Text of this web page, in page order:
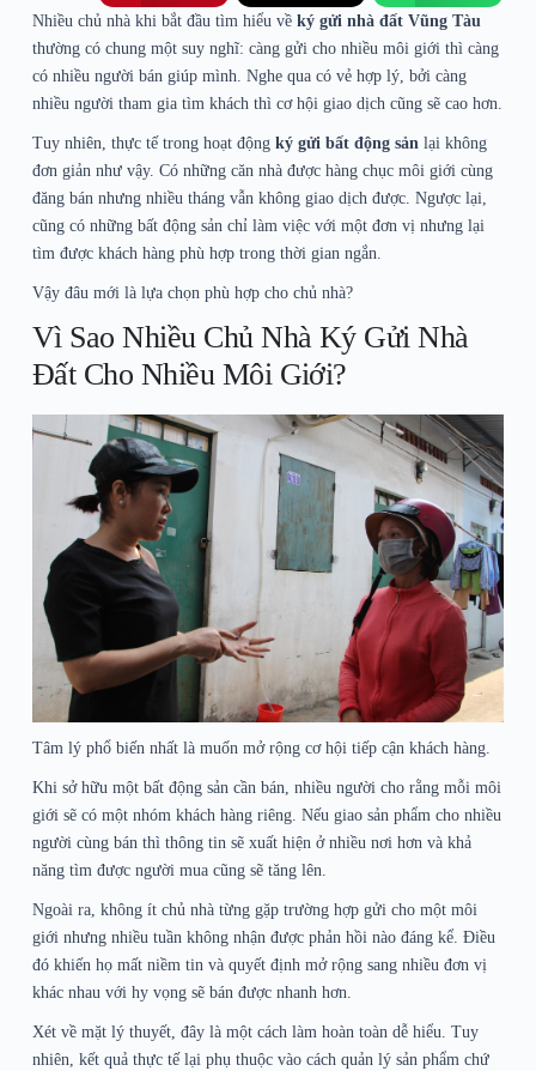
Nhiều chủ nhà khi bắt đầu tìm hiểu về ký gửi nhà đất Vũng Tàu
thường có chung một suy nghĩ: càng gửi cho nhiều môi giới thì càng
có nhiều người bán giúp mình. Nghe qua có vẻ hợp lý, bởi càng
nhiều người tham gia tìm khách thì cơ hội giao dịch cũng sẽ cao hơn.
Tuy nhiên, thực tế trong hoạt động ký gửi bất động sảnlại không
đơn giản như vậy. Có những căn nhà được hàng chục môi giới cùng
đăng bán nhưng nhiều tháng vẫn không giao dịch được. Ngược lại,
cũng có những bất động sản chỉ làm việc với một đơn vị nhưng lại
tìm được khách hàng phù hợp trong thời gian ngắn.
Vậy đâu mới là lựa chọn phù hợp cho chủ nhà?
Vì Sao Nhiều Chủ Nhà Ký Gửi Nhà
Đất Cho Nhiều Môi Giới?
Tâm lý phổ biến nhất là muốn mở rộng cơ hội tiếp cận khách hàng.
Khi sở hữu một bất động sản cần bán, nhiều người cho rằng mỗi môi
giới sẽ có một nhóm khách hàng riêng. Nếu giao sản phẩm cho nhiều
người cùng bán thì thông tin sẽ xuất hiện ở nhiều nơi hơn và khả
năng tìm được người mua cũng sẽ tăng lên.
Ngoài ra, không ít chủ nhà từng gặp trường hợp gửi cho một môi
giới nhưng nhiều tuần không nhận được phản hồi nào đáng kể. Điều
đó khiến họ mất niềm tin và quyết định mở rộng sang nhiều đơn vị
khác nhau với hy vọng sẽ bán được nhanh hơn.
Xét về mặt lý thuyết, đây là một cách làm hoàn toàn dễ hiểu. Tuy
nhiên, kết quả thực tế lại phụ thuộc vào cách quản lý sản phẩm chứ